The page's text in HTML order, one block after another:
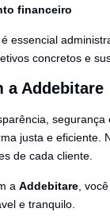
financeiro
essencial
concretos e
a Addebitare
justa e eficiente.
de cada cliente.
a Addebitare ,
e tranquilo.